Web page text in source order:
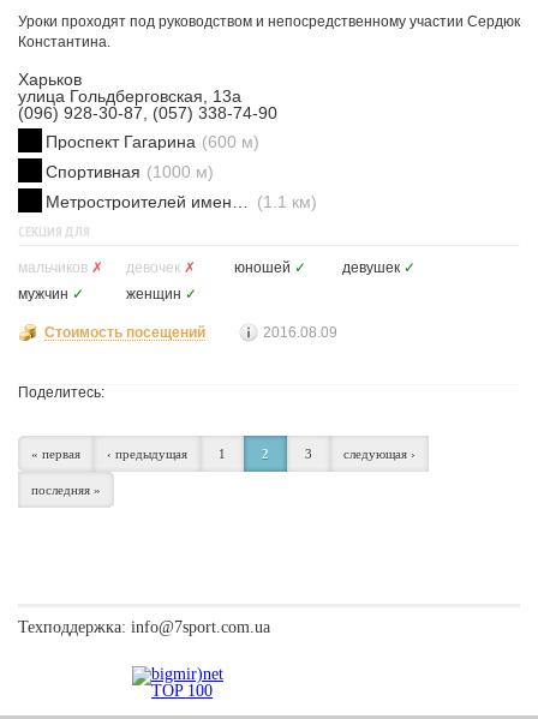
Уроки проходят под руководством и непосредственному участии Сердюк
Константина.
Харьков
улица Гольдберговская, 13а
(096) 928-30-87, (057) 338-74-90
Проспект Гагарина (600 м)
Спортивная (1000 м)
(1.1 км)
СЕКЦИЯ ДЛЯ
мальчиков ✗ девочек ✗ юношей ✓ девушек ✓
мужчин ✓ женщин ✓
Стоимость посещений 2016.08.09
Поделитесь:
« первая ‹ предыдущая 1 2 3 следующая ›
последняя »
Техподдержка: info@7sport.com.ua